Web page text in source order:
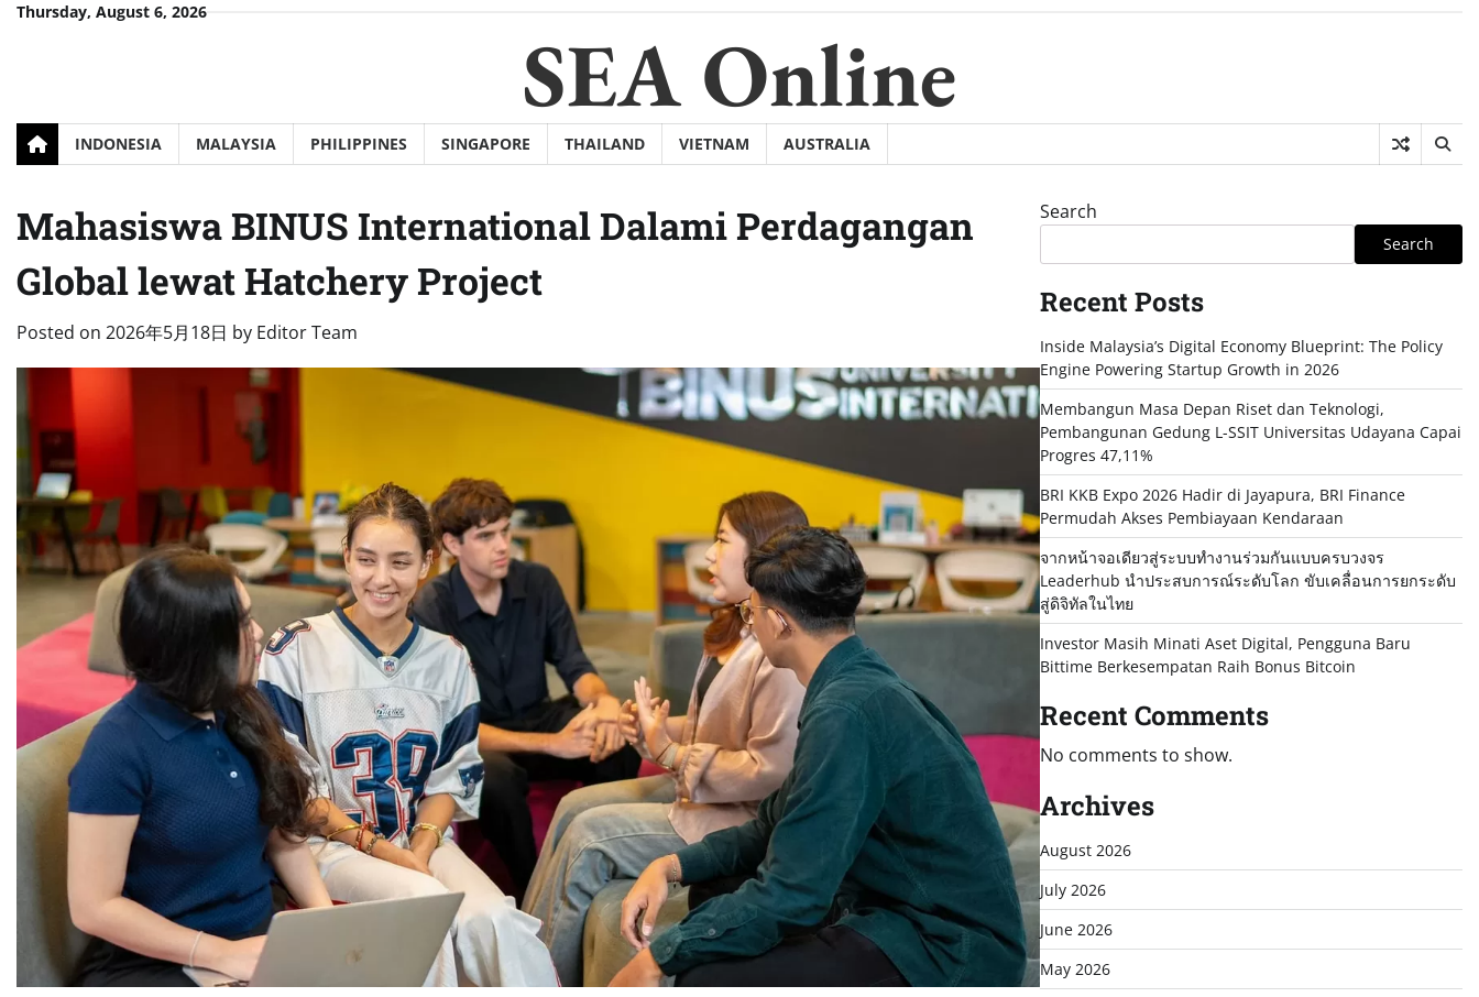
SkipThursday, August 6, 2026
SEA Online
INDONESIA MALAYSIA PHILIPPINES SINGAPORE THAILAND VIETNAM AUSTRALIA
Mahasiswa BINUS International Dalami Perdagangan
Global lewat Hatchery Project
Posted on 2026年5月18日 by Editor Team
Search
Search
Recent Posts
Inside Malaysia’s Digital Economy Blueprint: The Policy
Engine Powering Startup Growth in 2026
Membangun Masa Depan Riset dan Teknologi,
Pembangunan Gedung L-SSIT Universitas Udayana Capai
Progres 47,11%
BRI KKB Expo 2026 Hadir di Jayapura, BRI Finance
Permudah Akses Pembiayaan Kendaraan
จากหน้าจอเดียวสู่ระบบทำงานร่วมกันแบบครบวงจร
Leaderhub นำประสบการณ์ระดับโลก ขับเคลื่อนการยกระดับ
สู่ดิจิทัลในไทย
Investor Masih Minati Aset Digital, Pengguna Baru
Bittime Berkesempatan Raih Bonus Bitcoin
Recent Comments
No comments to show.
Archives
August 2026
July 2026
June 2026
May 2026